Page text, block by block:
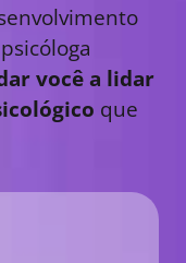
você a lidar
que